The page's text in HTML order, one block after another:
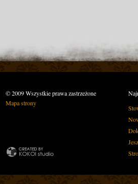
© 2009 Wszystkie prawa zastrzeżone
Mapa strony